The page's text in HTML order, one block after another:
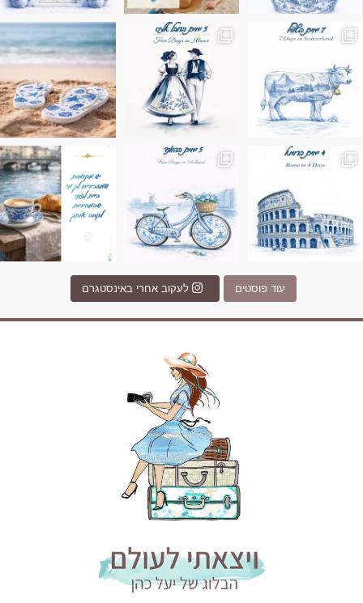
בחבל אלזס צרפת
בחופשה שבו הכל נהיה פשוט יותר. החול, הי
Instagram post
Instagram post 17994326828955248
עוד פוסטים לעקוב אחרי באינסטגרם